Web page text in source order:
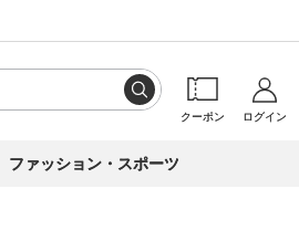
クーポン ログイン
ファッション・スポーツ